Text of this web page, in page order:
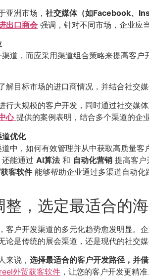
亚洲市场， 社交媒体（如Facebook、
出口商会 强调，针对不同市场，企业应
道，而应采用渠道组合策略来提高客户
解目标市场的进口商情况，并结合社交
行大规模的客户开发，同时通过社交媒
心 提供的案例表明，结合多个渠道的企
优化
中，如何有效管理并从中获取高质量客
能通过 AI算法和 自动化营销 提高客户
客软件能够帮助企业通过多渠道自动化
整，选定最适合的
客户开发渠道的多元化趋势愈发明显。
论是传统的展会渠道，还是现代的社交
来说， 选择最适合的客户开发路径，并
外贸获客软件 ，让您的客户开发更精准